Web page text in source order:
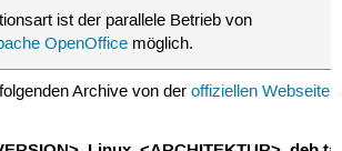
ist der parallele Betrieb von
OpenOffice möglich.
Archive von der offiziellen Webseite